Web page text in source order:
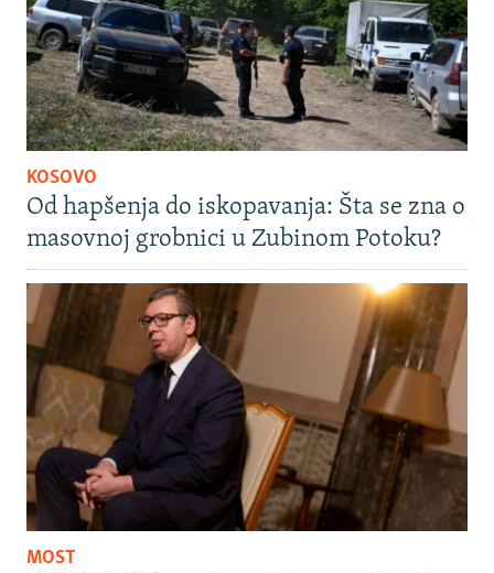
KOSOVO
Od hapšenja do iskopavanja: Šta se zna o
masovnoj grobnici u Zubinom Potoku?
MOST